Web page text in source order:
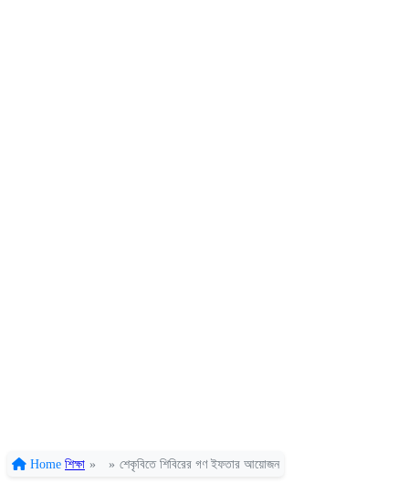
Home শিক্ষা » » শেকৃবিতে শিবিরের গণ ইফতার আয়োজন